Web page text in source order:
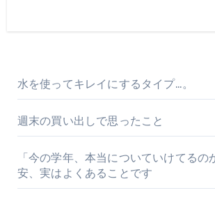
水を使ってキレイにするタイプ…。
週末の買い出しで思ったこと
「今の学年、本当についていけてるの
安、実はよくあることです